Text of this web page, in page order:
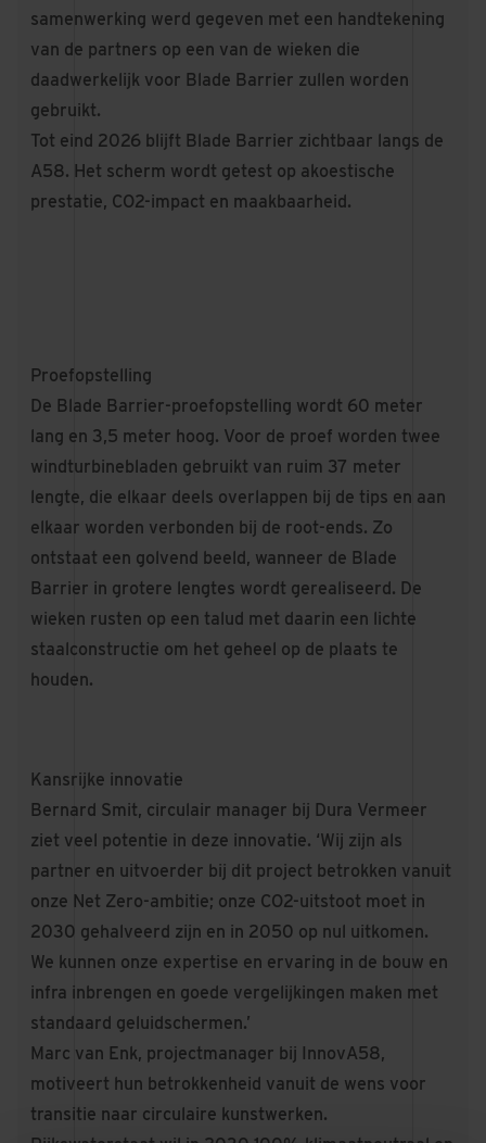
samenwerking werd gegeven met een handtekening
van de partners op een van de wieken die
daadwerkelijk voor Blade Barrier zullen worden
gebruikt.
Tot eind 2026 blijft Blade Barrier zichtbaar langs de
A58. Het scherm wordt getest op akoestische
prestatie, CO2-impact en maakbaarheid.
Proefopstelling
De Blade Barrier-proefopstelling wordt 60 meter
lang en 3,5 meter hoog. Voor de proef worden twee
windturbinebladen gebruikt van ruim 37 meter
lengte, die elkaar deels overlappen bij de tips en aan
elkaar worden verbonden bij de root-ends. Zo
ontstaat een golvend beeld, wanneer de Blade
Barrier in grotere lengtes wordt gerealiseerd. De
wieken rusten op een talud met daarin een lichte
staalconstructie om het geheel op de plaats te
houden.
Kansrijke innovatie
Bernard Smit, circulair manager bij Dura Vermeer
ziet veel potentie in deze innovatie. ‘Wij zijn als
partner en uitvoerder bij dit project betrokken vanuit
onze Net Zero-ambitie; onze CO2-uitstoot moet in
2030 gehalveerd zijn en in 2050 op nul uitkomen.
We kunnen onze expertise en ervaring in de bouw en
infra inbrengen en goede vergelijkingen maken met
standaard geluidschermen.’
Marc van Enk, projectmanager bij InnovA58,
motiveert hun betrokkenheid vanuit de wens voor
transitie naar circulaire kunstwerken.